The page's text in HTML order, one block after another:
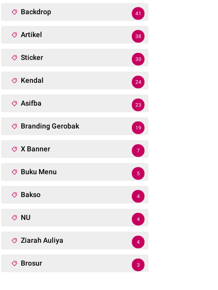
Backdrop 41
Artikel 38
Sticker 30
Kendal 24
Asifba 23
Branding Gerobak 19
X Banner 7
Buku Menu 5
Bakso 4
NU 4
Ziarah Auliya 4
Brosur 3